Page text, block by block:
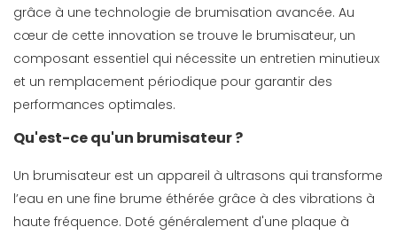
grâce à une technologie de brumisation avancée. Au
cœur de cette innovation se trouve le brumisateur, un
composant essentiel qui nécessite un entretien minutieux
et un remplacement périodique pour garantir des
performances optimales.
Qu'est-ce qu'un brumisateur ?
Un brumisateur est un appareil à ultrasons qui transforme
l’eau en une fine brume éthérée grâce à des vibrations à
haute fréquence. Doté généralement d'une plaque à